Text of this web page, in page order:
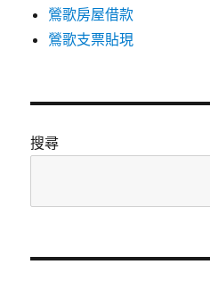
鶯歌房屋借款
鶯歌支票貼現
搜尋